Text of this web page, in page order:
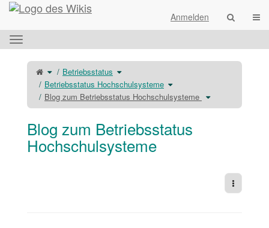
Startseite
Anmelden
Das
horizontale
Menü
umschalten.
Schalte
denübergeordneten
Baum
von
Blog
zum
Betriebsstatus
Hochschulsysteme
um.
Betriebsstatus Schalte
den
unter
Betriebsstatus
um.
Betriebsstatus Hochschulsysteme Schalte
den
unter
Betriebsstatus
Hochschulsysteme
um.
Blog zum Betriebsstatus Hochschulsysteme Schalte
denVerzeichnisbaum
unter
Blog
Blog zum Betriebsstatus
Hochschulsysteme
Weitere